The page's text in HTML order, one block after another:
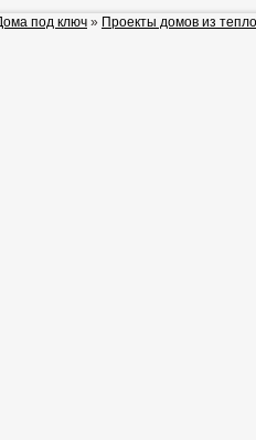
под ключ » Проекты домов из